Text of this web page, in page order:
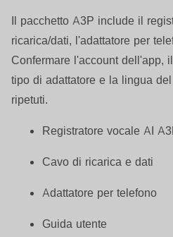
Il pacchetto A3P include il
ricarica/dati, l'adattatore per
Confermare l'account dell'app,
tipo di adattatore e la lingua
ripetuti.
Registratore vocale AI
Cavo di ricarica e dati
Adattatore per telefono
Guida utente